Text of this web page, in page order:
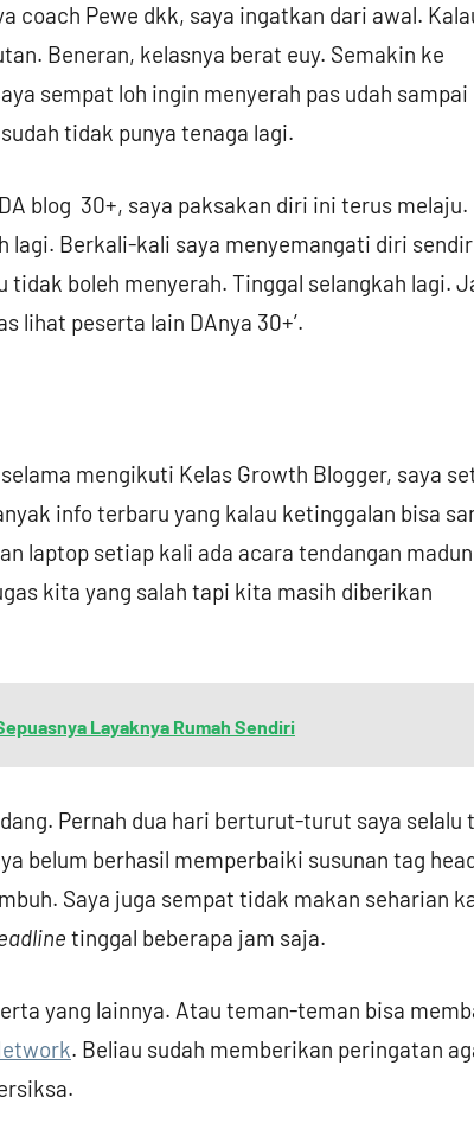
coach Pewe dkk, saya ingatkan dari awal.
Beneran, kelasnya berat euy. Semakin ke
sempat loh ingin menyerah pas udah sampai
tidak punya tenaga lagi.
blog 30+, saya paksakan diri ini terus melaju.
lagi. Berkali-kali saya menyemangati diri
boleh menyerah. Tinggal selangkah lagi.
lihat peserta lain DAnya 30+’.
mengikuti Kelas Growth Blogger, saya
info terbaru yang kalau ketinggalan bisa
laptop setiap kali ada acara tendangan
kita yang salah tapi kita masih diberikan
Layaknya Rumah Sendiri
Pernah dua hari berturut-turut saya selalu
belum berhasil memperbaiki susunan tag
Saya juga sempat tidak makan seharian
tinggal beberapa jam saja.
yang lainnya. Atau teman-teman bisa
. Beliau sudah memberikan peringatan